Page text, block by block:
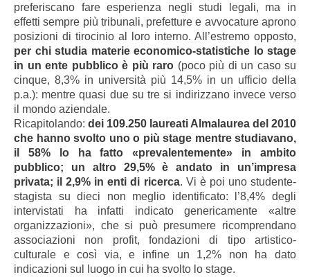
preferiscano fare esperienza negli studi legali, ma in
effetti sempre più tribunali, prefetture e avvocature aprono
posizioni di tirocinio al loro interno. All’estremo opposto,
per chi studia materie economico-statistiche lo stage
in un ente pubblico è più raro (poco più di un caso su
cinque, 8,3% in università più 14,5% in un ufficio della
p.a.): mentre quasi due su tre si indirizzano invece verso
il mondo aziendale.
Ricapitolando: dei 109.250 laureati Almalaurea del 2010
che hanno svolto uno o più stage mentre studiavano,
il 58% lo ha fatto «prevalentemente» in ambito
pubblico; un altro 29,5% è andato in un’impresa
privata; il 2,9% in enti di ricerca. Vi è poi uno studente-
stagista su dieci non meglio identificato: l’8,4% degli
intervistati ha infatti indicato genericamente «altre
organizzazioni», che si può presumere ricomprendano
associazioni non profit, fondazioni di tipo artistico-
culturale e così via, e infine un 1,2% non ha dato
indicazioni sul luogo in cui ha svolto lo stage.